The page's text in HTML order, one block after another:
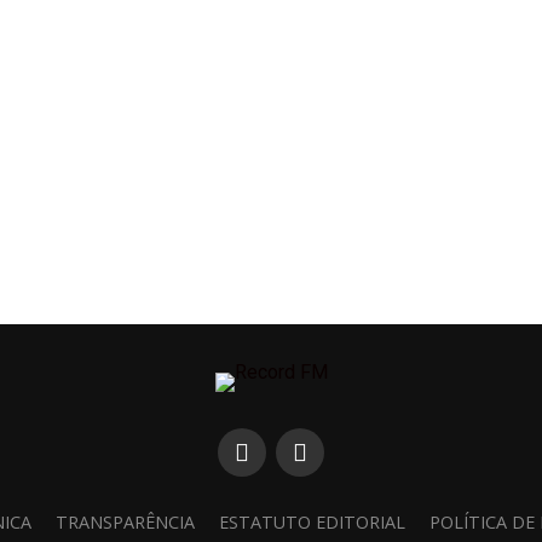
TRANSPARÊNCIA ESTATUTO EDITORIAL POLÍTICA DE